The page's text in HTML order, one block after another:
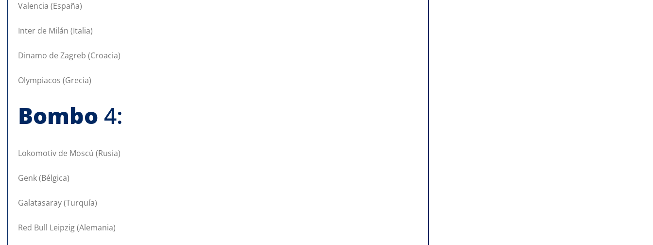
Valencia (España)
Inter de Milán (Italia)
Dinamo de Zagreb (Croacia)
Olympiacos (Grecia)
Bombo 4:
Lokomotiv de Moscú (Rusia)
Genk (Bélgica)
Galatasaray (Turquía)
Red Bull Leipzig (Alemania)